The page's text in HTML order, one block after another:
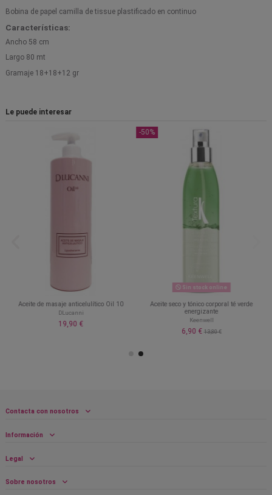
Bobina de papel camilla de tissue plastificado en continuo
Características:
Ancho 58 cm
Largo 80 mt
Gramaje 18+18+12 gr
Le puede interesar
Aceite de masaje anticelulítico Oil 10
DLucanni
19,90 €
-50%
Sin stock online
Aceite seco y tónico corporal té verde
energizante
Keenwell
6,90 € 13,80 €
Contacta con nosotros
Información
Legal
Sobre nosotros